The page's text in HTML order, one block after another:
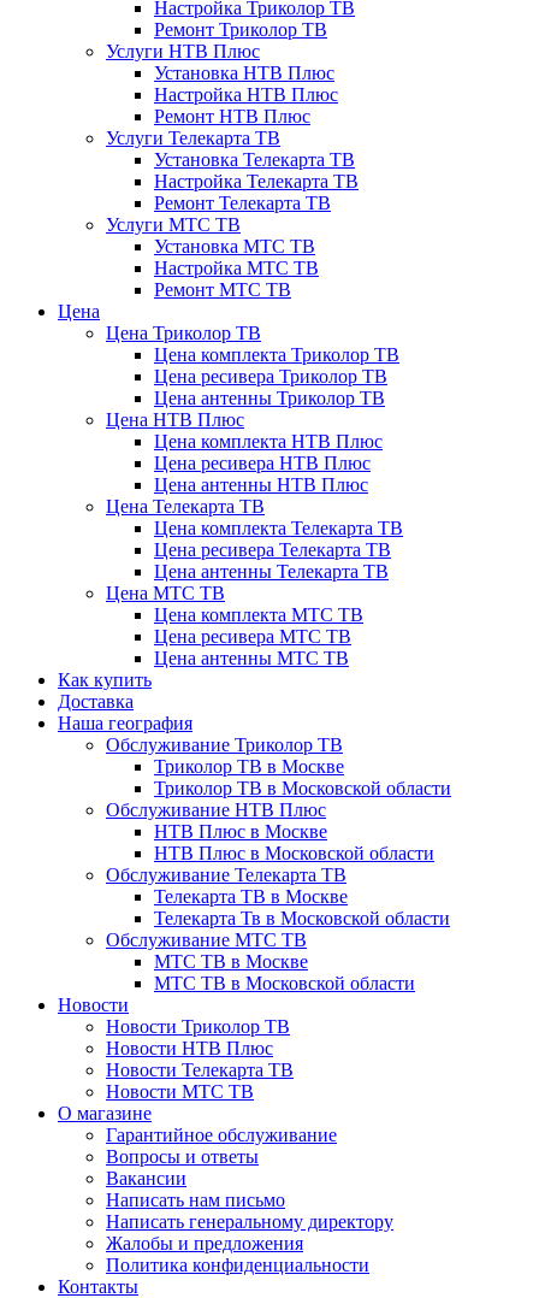
Настройка Триколор ТВ
Ремонт Триколор ТВ
Услуги НТВ Плюс
Установка НТВ Плюс
Настройка НТВ Плюс
Ремонт НТВ Плюс
Услуги Телекарта ТВ
Установка Телекарта ТВ
Настройка Телекарта ТВ
Ремонт Телекарта ТВ
Услуги МТС ТВ
Установка МТС ТВ
Настройка МТС ТВ
Ремонт МТС ТВ
Цена
Цена Триколор ТВ
Цена комплекта Триколор ТВ
Цена ресивера Триколор ТВ
Цена антенны Триколор ТВ
Цена НТВ Плюс
Цена комплекта НТВ Плюс
Цена ресивера НТВ Плюс
Цена антенны НТВ Плюс
Цена Телекарта ТВ
Цена комплекта Телекарта ТВ
Цена ресивера Телекарта ТВ
Цена антенны Телекарта ТВ
Цена МТС ТВ
Цена комплекта МТС ТВ
Цена ресивера МТС ТВ
Цена антенны МТС ТВ
Как купить
Доставка
Наша география
Обслуживание Триколор ТВ
Триколор ТВ в Москве
Триколор ТВ в Московской области
Обслуживание НТВ Плюс
НТВ Плюс в Москве
НТВ Плюс в Московской области
Обслуживание Телекарта ТВ
Телекарта ТВ в Москве
Телекарта Тв в Московской области
Обслуживание МТС ТВ
МТС ТВ в Москве
МТС ТВ в Московской области
Новости
Новости Триколор ТВ
Новости НТВ Плюс
Новости Телекарта ТВ
Новости МТС ТВ
О магазине
Гарантийное обслуживание
Вопросы и ответы
Вакансии
Написать нам письмо
Написать генеральному директору
Жалобы и предложения
Политика конфиденциальности
Контакты